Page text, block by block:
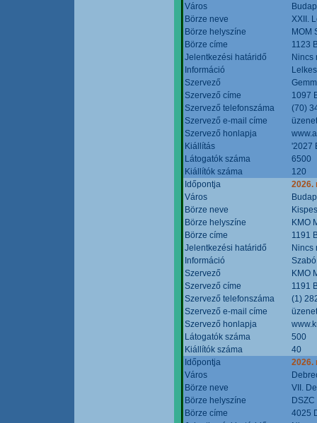
Város
Börze neve
XXII.
Börze helyszíne
MOM
Börze címe
1123
Jelentkezési határidő
Nincs
Információ
Szervező
Szervező címe
1097
Szervező telefonszáma
(70)
Szervező e-mail címe
Szervező honlapja
Kiállítás
'2027
Látogatók száma
6500
Kiállítók száma
120
Időpontja
2026.
Város
Börze neve
Börze helyszíne
KMO
Börze címe
1191
Jelentkezési határidő
Nincs
Információ
Szervező
KMO
Szervező címe
1191
Szervező telefonszáma
(1)
Szervező e-mail címe
Szervező honlapja
Látogatók száma
500
Kiállítók száma
40
Időpontja
2026.
Város
Börze neve
VII.
Börze helyszíne
Börze címe
4025